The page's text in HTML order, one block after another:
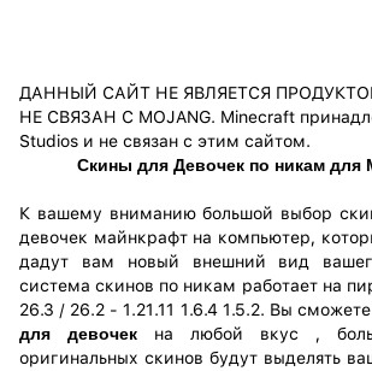
ДАННЫЙ САЙТ НЕ ЯВЛЯЕТСЯ ПРОДУКТОМ
НЕ СВЯЗАН С MOJANG. Minecraft
Studios и не связан с этим сайтом.
Скины для Девочек по никам для
К вашему вниманию большой выбор
девочек майнкрафт на компьютер,
дадут вам новый внешний вид
система скинов по никам работает на
26.3 / 26.2 - 1.21.11 1.6.4 1.5.2. Вы
для девочек на любой вкус ,
оригинальных скинов будут выделять